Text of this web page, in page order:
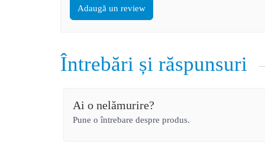
Adaugă un review
Întrebări și răspunsuri
Ai o nelămurire?
Pune o întrebare despre produs.